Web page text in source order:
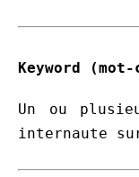
Keyword
Un ou
internaute